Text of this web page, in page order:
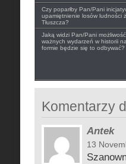
Czy poparłby Pan/Pani
upamiętnienie losów ludności
Tłuszcza?
Jaką widzi Pan/Pani
ważnych wydarzeń w historii
formie będzie się to odbywać?
Komentarzy
Antek
13